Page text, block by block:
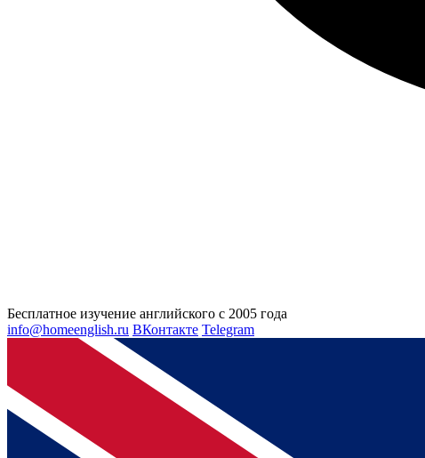
Бесплатное изучение английского с 2005 года
info@homeenglish.ru ВКонтакте Telegram